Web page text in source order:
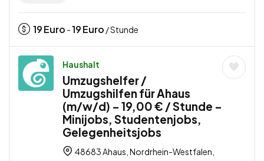
19Euro -19Euro / Stunde
Haushalt
Umzugshelfer /
Umzugshilfen für Ahaus
(m/w/d) – 19,00 € / Stunde –
Minijobs, Studentenjobs,
Gelegenheitsjobs
48683 Ahaus, Nordrhein-Westfalen,